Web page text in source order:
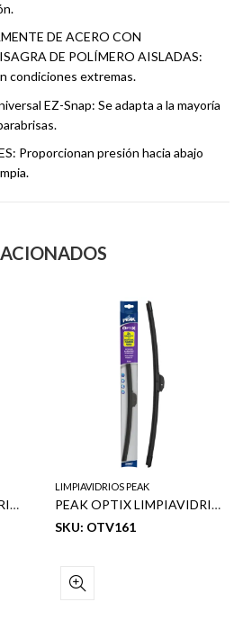
DE ACERO CON
DE POLÍMERO AISLADAS:
condiciones extremas.
EZ-Snap: Se adapta a la mayoría
Proporcionan presión hacia abajo
PEAK OPTIX LIMPIAVIDRIOS BEAM 26″
LIMPIAVIDRIOS PEAK
PEAK OPTIX LIMPIAVIDRIOS BEAM 16″
SKU: OTV161